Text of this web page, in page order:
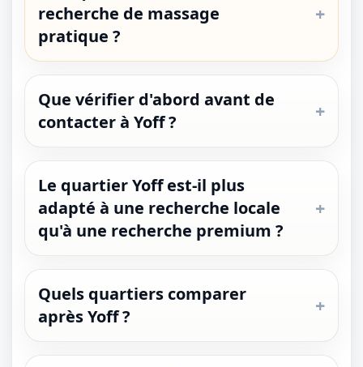
recherche de massage
pratique ?
Que vérifier d'abord avant de
contacter à Yoff ?
Le quartier Yoff est-il plus
adapté à une recherche locale
qu'à une recherche premium ?
Quels quartiers comparer
après Yoff ?
1 / 1
⛶↓✕